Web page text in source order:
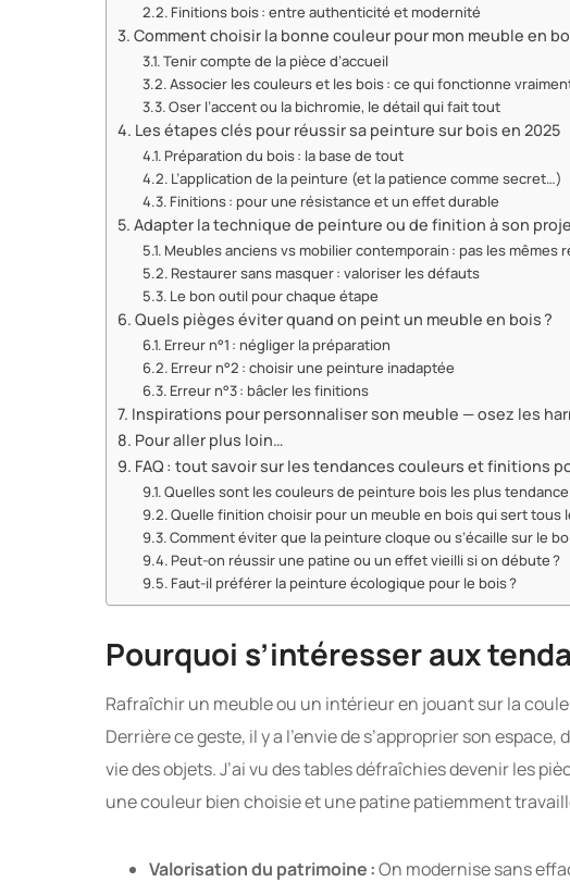
Finitions bois : entre authenticité et modernité
Comment choisir la bonne couleur pour mon meuble en
Tenir compte de la pièce d’accueil
Associer les couleurs et les bois : ce qui fonctionne
Oser l’accent ou la bichromie, le détail qui fait tout
Les étapes clés pour réussir sa peinture sur bois en 2025
Préparation du bois : la base de tout
L’application de la peinture (et la patience comme secret…)
Finitions : pour une résistance et un effet durable
Adapter la technique de peinture ou de finition à son
Meubles anciens vs mobilier contemporain : pas les mêmes
Restaurer sans masquer : valoriser les défauts
Le bon outil pour chaque étape
Quels pièges éviter quand on peint un meuble en bois ?
Erreur n°1 : négliger la préparation
Erreur n°2 : choisir une peinture inadaptée
Erreur n°3 : bâcler les finitions
Inspirations pour personnaliser son meuble — osez les
Pour aller plus loin…
FAQ : tout savoir sur les tendances couleurs et finitions
Quelles sont les couleurs de peinture bois les plus
Quelle finition choisir pour un meuble en bois qui sert tous
Comment éviter que la peinture cloque ou s’écaille sur le
Peut-on réussir une patine ou un effet vieilli si on débute ?
Faut-il préférer la peinture écologique pour le bois ?
Pourquoi s’intéresser aux
Rafraîchir un meuble ou un intérieur en jouant sur la
Derrière ce geste, il y a l’envie de s’approprier son
vie des objets. J’ai vu des tables défraîchies devenir les
une couleur bien choisie et une patine patiemment
Valorisation du patrimoine :On modernise sans